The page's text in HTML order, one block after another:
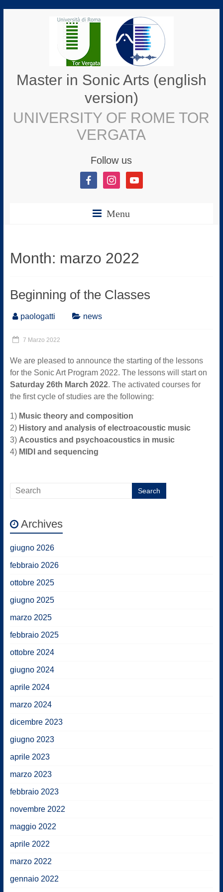
Master in Sonic Arts (english
version)
UNIVERSITY OF ROME TOR
VERGATA
Follow us
Menu
Month: marzo 2022
Beginning of the Classes
paologatti news
7 Marzo 2022
We are pleased to announce the starting of the lessons
for the Sonic Art Program 2022. The lessons will start on
Saturday 26th March 2022. The activated courses for
the first cycle of studies are the following:
1) Music theory and composition
2) History and analysis of electroacoustic music
3) Acoustics and psychoacoustics in music
4) MIDI and sequencing
Archives
giugno 2026
febbraio 2026
ottobre 2025
giugno 2025
marzo 2025
febbraio 2025
ottobre 2024
giugno 2024
aprile 2024
marzo 2024
dicembre 2023
giugno 2023
aprile 2023
marzo 2023
febbraio 2023
novembre 2022
maggio 2022
aprile 2022
marzo 2022
gennaio 2022